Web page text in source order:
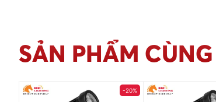
SẢN PHẨM
-20%